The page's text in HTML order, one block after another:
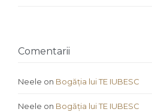
Comentarii
Neele on Bogăția lui TE IUBESC
Neele on Bogăția lui TE IUBESC